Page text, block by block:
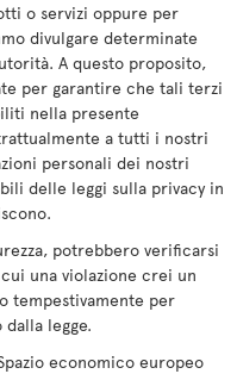
o servizi oppure per
divulgare determinate
A questo proposito,
per garantire che tali terzi
nella presente
a tutti i nostri
personali dei nostri
delle leggi sulla privacy in
potrebbero verificarsi
una violazione crei un
tempestivamente per
legge.
economico europeo